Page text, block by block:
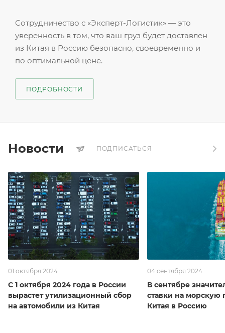
Сотрудничество с «Эксперт-Логистик» — это
уверенность в том, что ваш груз будет доставлен
из Китая в Россию безопасно, своевременно и
по оптимальной цене.
ПОДРОБНОСТИ
Новости ПОДПИСАТЬСЯ
01 октября 2024
С 1 октября 2024 года в России
вырастет утилизационный сбор
на автомобили из Китая
04 сентября 2024
В сентябре
ставки на морскую
Китая в Россию